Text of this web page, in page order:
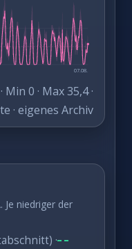
07.08.
Min 0 · Max 35,4 ·
· eigenes Archiv
Je niedriger der
·